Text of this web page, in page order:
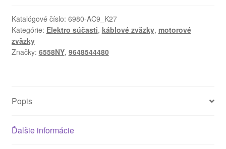
Peugeot
2.2
HDI
9648544480
Katalógové číslo: 6980-AC9_K27
Kategórie: Elektro súčasti, káblové zväzky, motorové
zväzky
Značky: 6558NY, 9648544480
Popis
Ďalšie informácie